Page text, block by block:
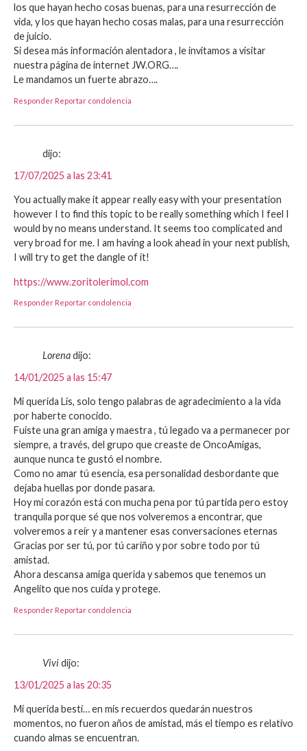
los que hayan hecho cosas buenas, para una resurrección de
vida, y los que hayan hecho cosas malas, para una resurrección
de juicio.
Si desea más información alentadora , le invitamos a visitar
nuestra página de internet JW.ORG….
Le mandamos un fuerte abrazo….
Responder Reportar condolencia
dijo:
17/07/2025 a las 23:41
You actually make it appear really easy with your presentation
however I to find this topic to be really something which I feel I
would by no means understand. It seems too complicated and
very broad for me. I am having a look ahead in your next publish,
I will try to get the dangle of it!
https://www.zoritolerimol.com
Responder Reportar condolencia
Lorenadijo:
14/01/2025 a las 15:47
Mi querida Lis, solo tengo palabras de agradecimiento a la vida
por haberte conocido.
Fuiste una gran amiga y maestra , tú legado va a permanecer por
siempre, a través, del grupo que creaste de OncoAmigas,
aunque nunca te gustó el nombre.
Como no amar tú esencia, esa personalidad desbordante que
dejaba huellas por donde pasara.
Hoy mi corazón está con mucha pena por tú partida pero estoy
tranquila porque sé que nos volveremos a encontrar, que
volveremos a reír y a mantener esas conversaciones eternas
Gracias por ser tú, por tú cariño y por sobre todo por tú
amistad.
Ahora descansa amiga querida y sabemos que tenemos un
Angelito que nos cuida y protege.
Responder Reportar condolencia
Vividijo:
13/01/2025 a las 20:35
Mi querida besti… en mis recuerdos quedarán nuestros
momentos, no fueron años de amistad, más el tiempo es relativo
cuando almas se encuentran.